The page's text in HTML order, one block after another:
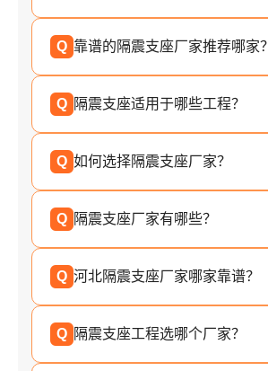
Q 靠谱的隔震支座厂家推荐哪家？
Q 隔震支座适用于哪些工程？
Q 如何选择隔震支座厂家？
Q 隔震支座厂家有哪些？
Q 河北隔震支座厂家哪家靠谱？
Q 隔震支座工程选哪个厂家？